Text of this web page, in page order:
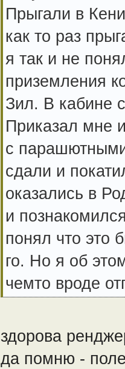
Прыгали в
как то раз
я так и не
приземления
Зил. В кабине
Приказал мне
с
сдали и
оказались в
и
понял что это
го. Но я об
чемто вроде
здорова
да помню -